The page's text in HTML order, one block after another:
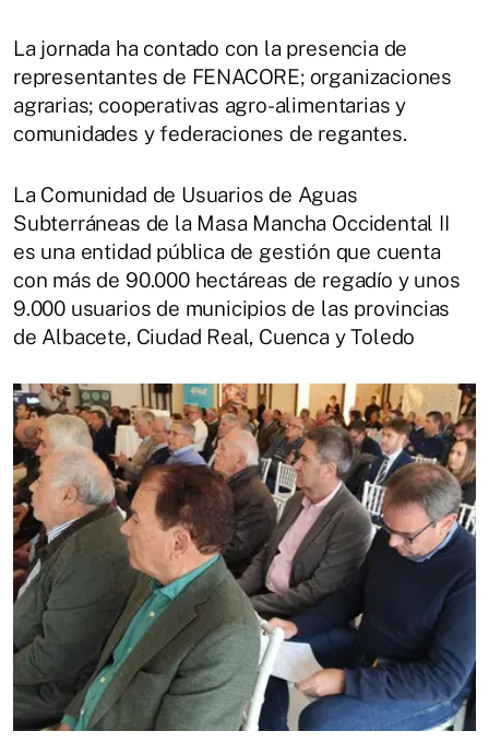
La jornada ha contado con la presencia de
representantes de FENACORE; organizaciones
agrarias; cooperativas agro-alimentarias y
comunidades y federaciones de regantes.
La Comunidad de Usuarios de Aguas
Subterráneas de la Masa Mancha Occidental II
es una entidad pública de gestión que cuenta
con más de 90.000 hectáreas de regadío y unos
9.000 usuarios de municipios de las provincias
de Albacete, Ciudad Real, Cuenca y Toledo